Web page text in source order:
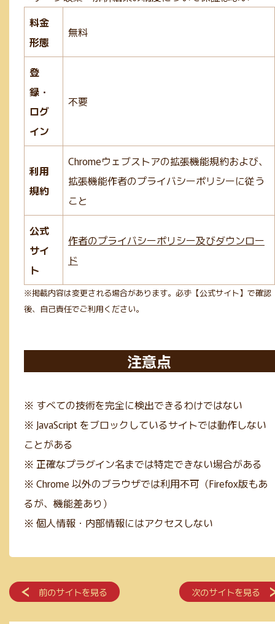
料金
形態
無料
登
録・
ログ
イン
不要
利用
規約
Chromeウェブストアの拡張機能規約および、
拡張機能作者のプライバシーポリシーに従う
こと
公式
サイ
ト
作者のプライバシーポリシー及びダウンロー
ド
※掲載内容は変更される場合があります。必ず【公式サイト】で確認
後、自己責任でご利用ください。
注意点
※ すべての技術を完全に検出できるわけではない
※ JavaScript をブロックしているサイトでは動作しない
ことがある
※ 正確なプラグイン名までは特定できない場合がある
※ Chrome 以外のブラウザでは利用不可（Firefox版もあ
るが、機能差あり）
※ 個人情報・内部情報にはアクセスしない
前のサイトを見る 次のサイトを見る